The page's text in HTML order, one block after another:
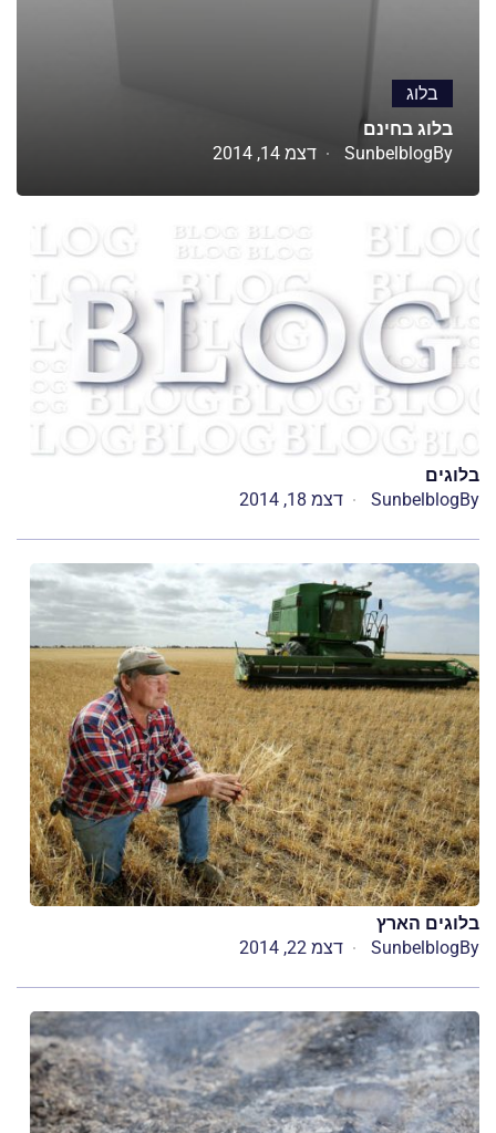
בלוג
בלוג בחינם
By
Sunbelblog דצמ 14, 2014
בלוגים
By
Sunbelblog דצמ 18, 2014
בלוגים הארץ
By
Sunbelblog דצמ 22, 2014